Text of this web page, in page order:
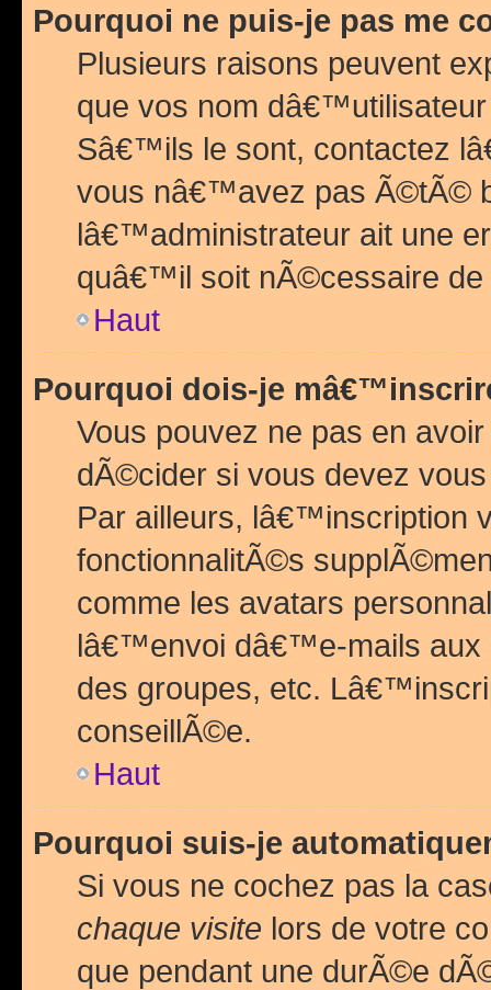
Pourquoi ne puis-je pas me
Plusieurs raisons peuvent
que vos nom
Sâ€™ils le sont, contactez
vous nâ€™avez pas Ã©tÃ©
lâ€™administrateur ait une
quâ€™il soit nÃ©cessaire de
Haut
Pourquoi dois-je
Vous pouvez ne pas en
dÃ©cider si vous devez
Par ailleurs, lâ€™inscription
fonctionnalitÃ©s
comme les avatars
lâ€™envoi dâ€™e-mails
des groupes, etc.
conseillÃ©e.
Haut
Pourquoi suis-je
Si vous ne cochez pas la
chaque visite lors de votre
que pendant une durÃ©e